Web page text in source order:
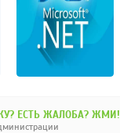
ЕСТЬ ЖАЛОБА? ЖМИ!